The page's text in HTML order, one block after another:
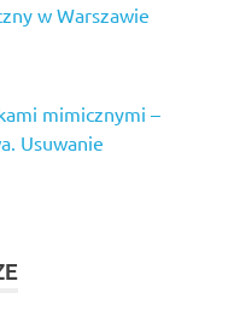
w Warszawie
mimicznymi –
Usuwanie